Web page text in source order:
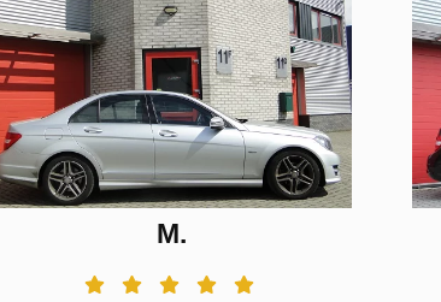
M.